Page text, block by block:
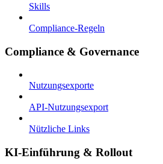
Skills
Compliance-Regeln
Compliance & Governance
Nutzungsexporte
API-Nutzungsexport
Nützliche Links
KI-Einführung & Rollout